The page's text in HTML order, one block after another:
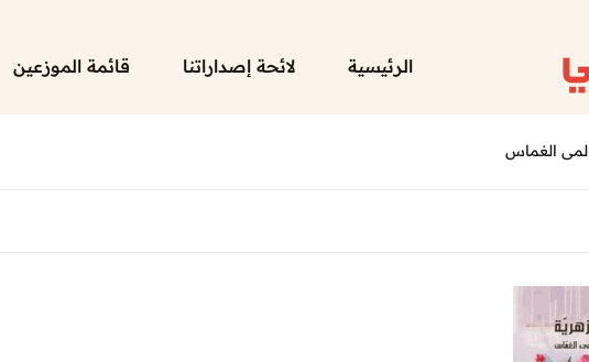
الرئيسية لائحة إصداراتنا قائمة الموزعين
لمى الغماس